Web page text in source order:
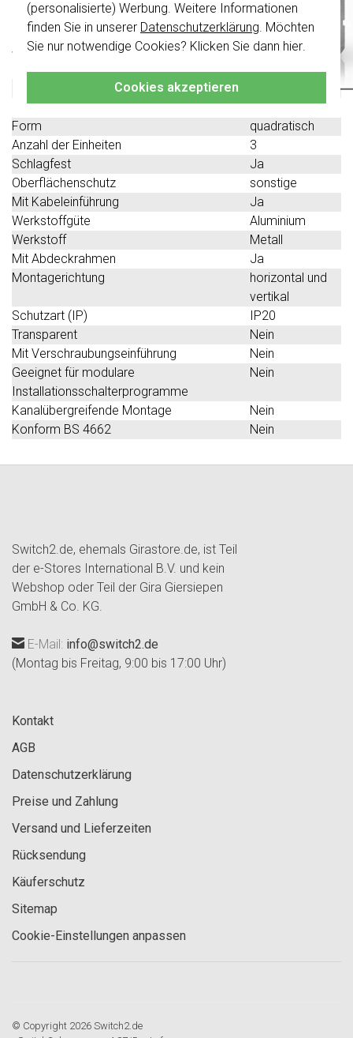
(personalisierte) Werbung. Weitere Informationen
finden Sie in unserer Datenschutzerklärung. Möchten
Sie nur notwendige Cookies? Klicken Sie dann hier.
Cookies akzeptieren
Technische Spezifikationen
Spezifikation
Wert
Zusammenstellung
Aufputzgehäuse
Halogenfrei
Nein
Form
quadratisch
Anzahl der Einheiten
3
Schlagfest
Ja
Oberflächenschutz
sonstige
Mit Kabeleinführung
Ja
Werkstoffgüte
Aluminium
Werkstoff
Metall
Mit Abdeckrahmen
Ja
Montagerichtung
horizontal und
vertikal
Schutzart (IP)
IP20
Transparent
Nein
Mit Verschraubungseinführung
Nein
Geeignet für modulare
Installationsschalterprogramme
Nein
Kanalübergreifende Montage
Nein
Konform BS 4662
Nein
Switch2.de, ehemals Girastore.de, ist Teil
der e-Stores International B.V. und kein
Webshop oder Teil der Gira Giersiepen
GmbH & Co. KG.
E-Mail: info@switch2.de
(Montag bis Freitag, 9:00 bis 17:00 Uhr)
Kontakt
AGB
Datenschutzerklärung
Preise und Zahlung
Versand und Lieferzeiten
Rücksendung
Käuferschutz
Sitemap
Cookie-Einstellungen anpassen
© Copyright 2026 Switch2.de
2024 kombinierbar.
Klicken Sie hier
für weitere Informationen,
damit Sie immer das Richtige bestellen.